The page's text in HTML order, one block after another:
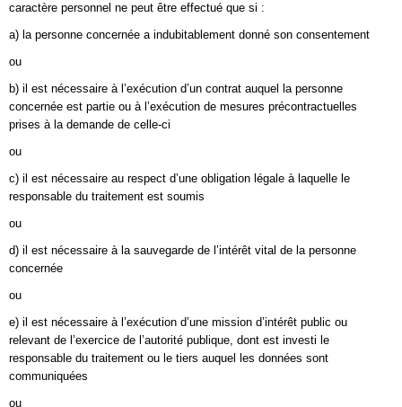
caractère personnel ne peut être effectué que si :
a) la personne concernée a indubitablement donné son consentement
ou
b) il est nécessaire à l’exécution d’un contrat auquel la personne
concernée est partie ou à l’exécution de mesures précontractuelles
prises à la demande de celle-ci
ou
c) il est nécessaire au respect d’une obligation légale à laquelle le
responsable du traitement est soumis
ou
d) il est nécessaire à la sauvegarde de l’intérêt vital de la personne
concernée
ou
e) il est nécessaire à l’exécution d’une mission d’intérêt public ou
relevant de l’exercice de l’autorité publique, dont est investi le
responsable du traitement ou le tiers auquel les données sont
communiquées
ou